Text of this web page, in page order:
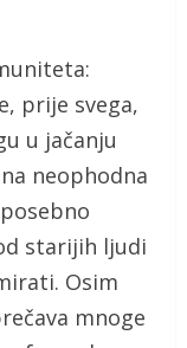
prije svega,
u jačanju
neophodna
starijih ljudi
Osim
mnoge